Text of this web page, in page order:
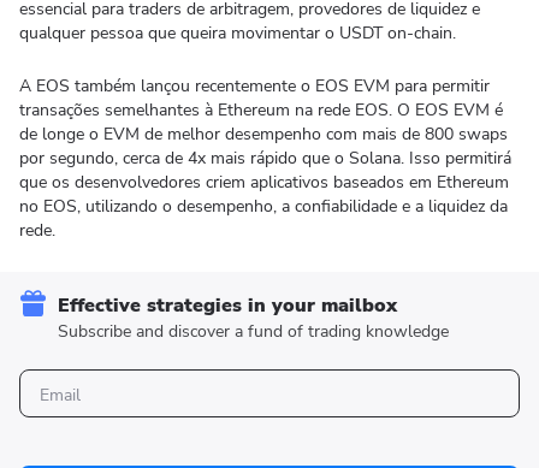
essencial para traders de arbitragem, provedores de liquidez e
qualquer pessoa que queira movimentar o USDT on-chain.
A EOS também lançou recentemente o EOS EVM para permitir
transações semelhantes à Ethereum na rede EOS. O EOS EVM é
de longe o EVM de melhor desempenho com mais de 800 swaps
por segundo, cerca de 4x mais rápido que o Solana. Isso permitirá
que os desenvolvedores criem aplicativos baseados em Ethereum
no EOS, utilizando o desempenho, a confiabilidade e a liquidez da
rede.
Effective strategies in your mailbox
Subscribe and discover a fund of trading knowledge